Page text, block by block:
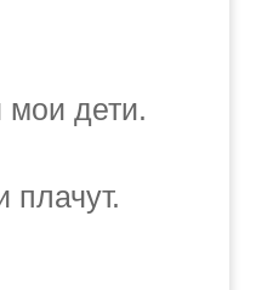
мои дети.
плачут.